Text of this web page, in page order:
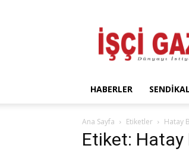
HABERLER
Ana Sayfa Etiketler Hatay
Etiket: Hatay